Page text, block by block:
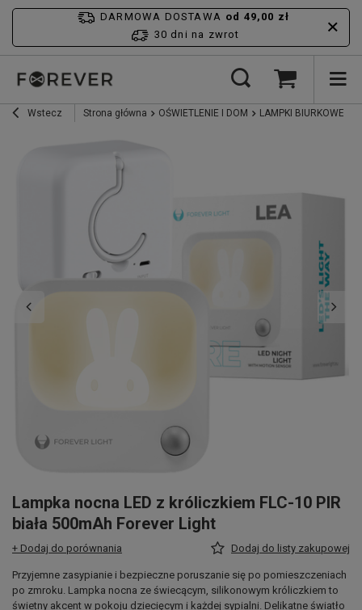
DARMOWA DOSTAWA od 49,00 zł
30 dni na zwrot
Wstecz Strona główna OŚWIETLENIE I DOM LAMPKI BIURKOWE
Lampka nocna LED z króliczkiem FLC-10 PIR
biała 500mAh Forever Light
+ Dodaj do porównania Dodaj do listy zakupowej
Przyjemne zasypianie i bezpieczne poruszanie się po pomieszczeniach
po zmroku. Lampka nocna ze świecącym, silikonowym króliczkiem to
świetny akcent w pokoju dziecięcym i każdej sypialni. Delikatne światło